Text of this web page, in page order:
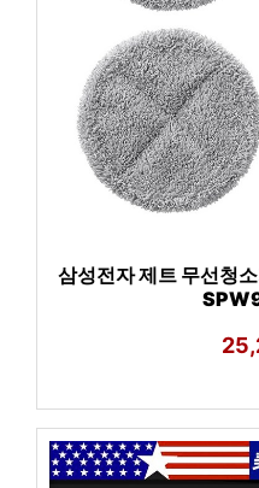
삼성전자 제트 무선청